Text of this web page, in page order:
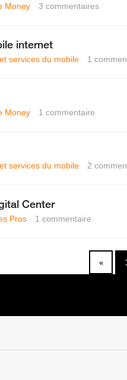
Money 3 commentaires
internet
services du mobile 1
Money 1 commentaire
services du mobile 2
Center
Pros 1 commentaire
«